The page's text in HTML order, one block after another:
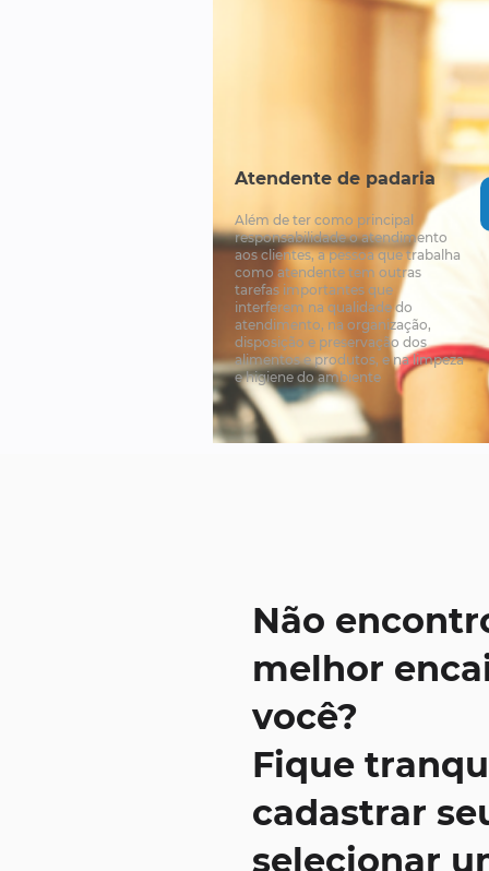
Atendente de padaria
Além de ter como principal
responsabilidade o atendimento
aos clientes, a pessoa que trabalha
como atendente tem outras
tarefas importantes que
interferem na qualidade do
atendimento, na organização,
disposição e preservação dos
alimentos e produtos, e na limpeza
e higiene do ambiente
Não
melhor
você?
Fique
cadastrar
selecionar